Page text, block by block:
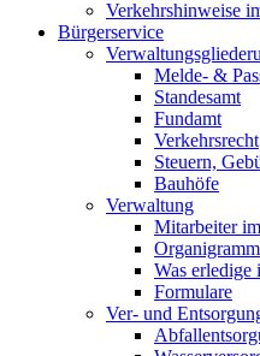
Verkehrshinweise
Bürgerservice
Melde- &
Standesamt
Fundamt
Verkehrsrecht
Steuern,
Bauhöfe
Verwaltung
Mitarbeiter
Organigramm
Was erledige
Formulare
Ver- und